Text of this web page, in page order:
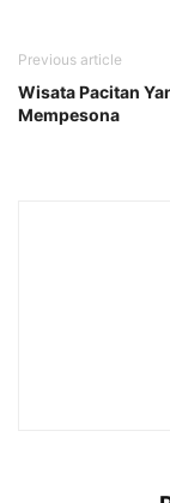
Previous article
Wisata Pacitan
Mempesona